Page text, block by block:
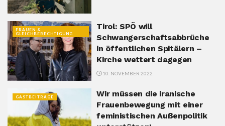
FRAUEN &
GLEICHBERECHTIGUNG
Tirol: SPÖ will
Schwangerschaftsabbrüche
in öffentlichen Spitälern –
Kirche wettert dagegen
10. NOVEMBER 2022
GASTBEITRÄGE
Wir müssen die iranische
Frauenbewegung mit einer
feministischen Außenpolitik